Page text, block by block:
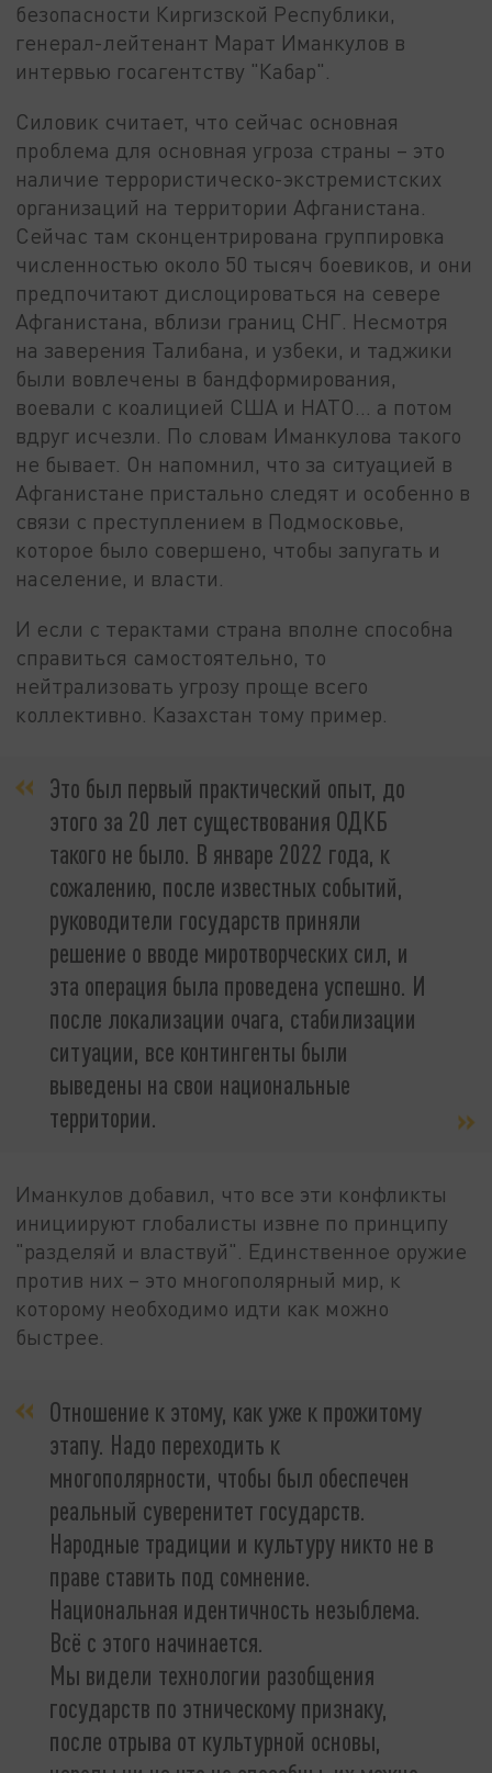
безопасности Киргизской Республики,
генерал-лейтенант Марат Иманкулов в
интервью госагентству "Кабар".
Силовик считает, что сейчас основная
проблема для основная угроза страны – это
наличие террористическо-экстремистских
организаций на территории Афганистана.
Сейчас там сконцентрирована группировка
численностью около 50 тысяч боевиков, и они
предпочитают дислоцироваться на севере
Афганистана, вблизи границ СНГ. Несмотря
на заверения Талибана, и узбеки, и таджики
были вовлечены в бандформирования,
воевали с коалицией США и НАТО… а потом
вдруг исчезли. По словам Иманкулова такого
не бывает. Он напомнил, что за ситуацией в
Афганистане пристально следят и особенно в
связи с преступлением в Подмосковье,
которое было совершено, чтобы запугать и
население, и власти.
И если с терактами страна вполне способна
справиться самостоятельно, то
нейтрализовать угрозу проще всего
коллективно. Казахстан тому пример.
Это был первый практический опыт, до
этого за 20 лет существования ОДКБ
такого не было. В январе 2022 года, к
сожалению, после известных событий,
руководители государств приняли
решение о вводе миротворческих сил, и
эта операция была проведена успешно. И
после локализации очага, стабилизации
ситуации, все контингенты были
выведены на свои национальные
территории.
Иманкулов добавил, что все эти конфликты
инициируют глобалисты извне по принципу
"разделяй и властвуй". Единственное оружие
против них – это многополярный мир, к
которому необходимо идти как можно
быстрее.
Отношение к этому, как уже к прожитому
этапу. Надо переходить к
многополярности, чтобы был обеспечен
реальный суверенитет государств.
Народные традиции и культуру никто не в
праве ставить под сомнение.
Национальная идентичность незыблема.
Всё с этого начинается.
Мы видели технологии разобщения
государств по этническому признаку,
после отрыва от культурной основы,